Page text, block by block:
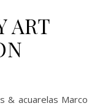
ART